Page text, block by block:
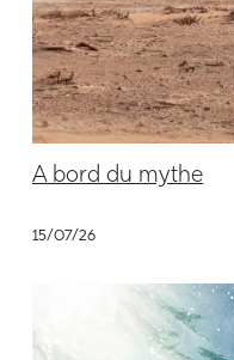
A bord du mythe
15/07/26